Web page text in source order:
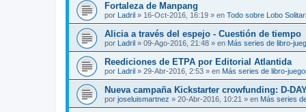
Fortaleza de Manpang
por Ladril » 16-Oct-2016, 16:19 » en Todo sobre Lobo
Alicia a través del espejo - Cuestión de tiempo
por Ladril » 09-Ago-2016, 21:48 » en Más series de libro-
Reediciones de ETPA por Editorial Atlantida
por Ladril » 29-Abr-2016, 2:53 » en Más series de libro-
Nueva campaña Kickstarter crowfunding: D-
por joseluismartnez » 20-Abr-2016, 10:21 » en Más series